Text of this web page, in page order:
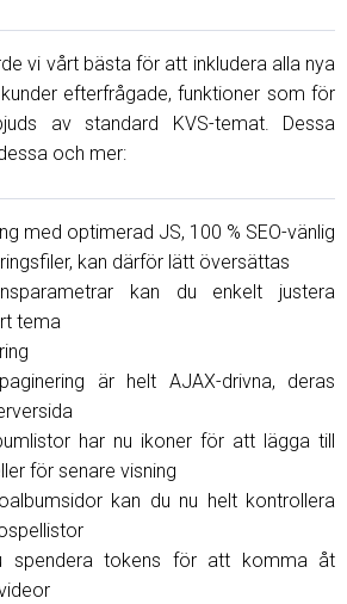
vi vårt bästa för att inkludera alla nya
efterfrågade, funktioner som för
av standard KVS-temat. Dessa
och mer:
med optimerad JS, 100 % SEO-vänlig
kan därför lätt översättas
kan du enkelt justera
tema
är helt AJAX-drivna, deras
har nu ikoner för att lägga till
för senare visning
kan du nu helt kontrollera
spendera tokens för att komma åt